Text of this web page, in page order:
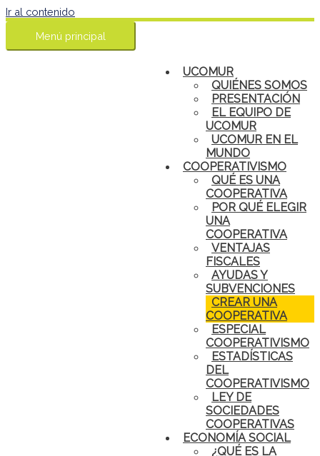
Ir al contenido
Menú principal
UCOMUR
QUIÉNES SOMOS
PRESENTACIÓN
EL EQUIPO DE
UCOMUR
UCOMUR EN EL
MUNDO
COOPERATIVISMO
QUÉ ES UNA
COOPERATIVA
POR QUÉ ELEGIR
UNA
COOPERATIVA
VENTAJAS
FISCALES
AYUDAS Y
SUBVENCIONES
CREAR UNA
COOPERATIVA
ESPECIAL
COOPERATIVISMO
ESTADÍSTICAS
DEL
COOPERATIVISMO
LEY DE
SOCIEDADES
COOPERATIVAS
ECONOMÍA SOCIAL
¿QUÉ ES LA